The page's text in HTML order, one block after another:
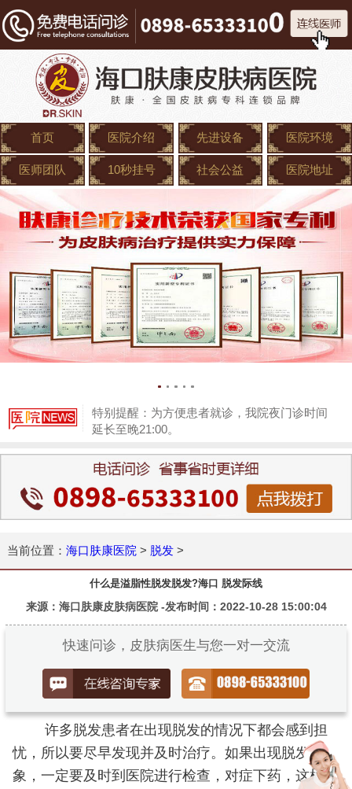
首页 医院介绍 先进设备 医院环境
医师团队 10秒挂号 社会公益 医院地址
特别提醒：为方便患者就诊，我院夜门诊时间
延长至晚21:00。
当前位置： 海口肤康医院 > 脱发>
什么是溢脂性脱发脱发?海口 脱发际线
来源：海口肤康皮肤病医院 -发布时间：2022-10-28 15:00:04
快速问诊，皮肤病医生与您一对一交流
许多脱发患者在出现脱发的情况下都会感到担
忧，所以要尽早发现并及时治疗。如果出现脱发现
象，一定要及时到医院进行检查，对症下药，这样才